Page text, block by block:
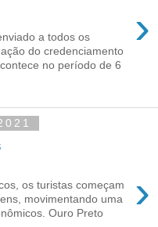
›
a todos os
do credenciamento
no período de 6
›
os turistas começam
movimentando uma
Ouro Preto